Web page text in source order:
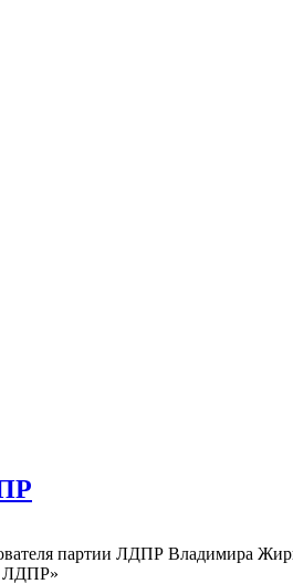
партии ЛДПР Владимира
ЛДПР»